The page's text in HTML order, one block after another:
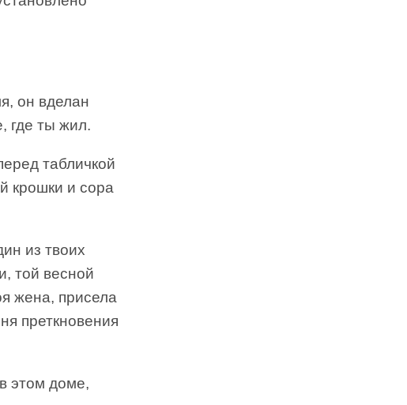
он вделан
где ты жил.
табличкой
крошки и сора
из твоих
той весной
жена, присела
преткновения
этом доме,